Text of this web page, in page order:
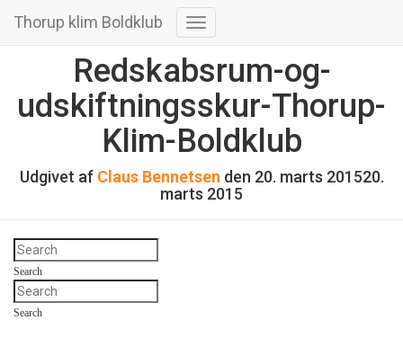
Thorup klim Boldklub
Skift
Redskabsrum-og-
udskiftningsskur-Thorup-
Klim-Boldklub
Udgivet af Claus Bennetsen den 20. marts 201520.
marts 2015
Search
Search